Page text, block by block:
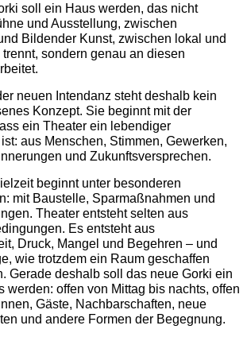
soll ein Haus werden, das nicht
und Ausstellung, zwischen
Bildender Kunst, zwischen lokal und
sondern genau an diesen
neuen Intendanz steht deshalb kein
Konzept. Sie beginnt mit der
ein Theater ein lebendiger
aus Menschen, Stimmen, Gewerken,
und Zukunftsversprechen.
beginnt unter besonderen
mit Baustelle, Sparmaßnahmen und
Theater entsteht selten aus
Es entsteht aus
Druck, Mangel und Begehren – und
wie trotzdem ein Raum geschaffen
Gerade deshalb soll das neue Gorki ein
werden: offen von Mittag bis nachts, offen
Gäste, Nachbarschaften, neue
und andere Formen der Begegnung.